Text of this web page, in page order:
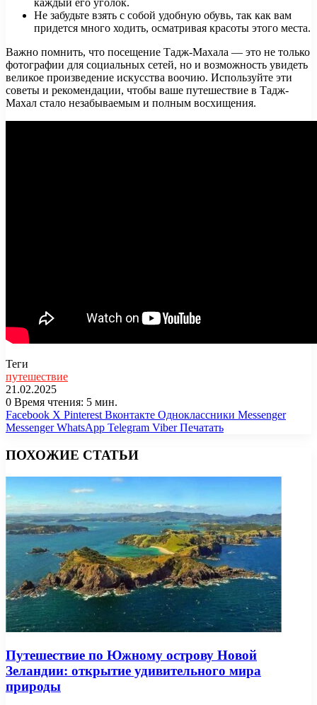
каждый его уголок.
Не забудьте взять с собой удобную обувь, так как вам
придется много ходить, осматривая красоты этого места.
Важно помнить, что посещение Тадж-Махала — это не только
фотографии для социальных сетей, но и возможность увидеть
великое произведение искусства воочию. Используйте эти
советы и рекомендации, чтобы ваше путешествие в Тадж-
Махал стало незабываемым и полным восхищения.
Теги
путешествие
21.02.2025
0 Время чтения: 5 мин.
Facebook X Pinterest Вконтакте Одноклассники Messenger
Messenger WhatsApp Telegram Viber Печатать
ПОХОЖИЕ СТАТЬИ
Путешествие по Южному острову Новой
Зеландии: открытие удивительного мира
природы